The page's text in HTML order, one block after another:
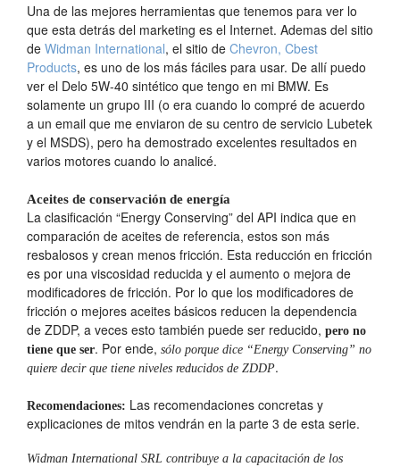
Una de las mejores herramientas que tenemos para ver lo
que esta detrás del marketing es el Internet. Ademas del sitio
de Widman International, el sitio de Chevron, Cbest
Products, es uno de los más fáciles para usar. De allí puedo
ver el Delo 5W-40 sintético que tengo en mi BMW. Es
solamente un grupo III (o era cuando lo compré de acuerdo
a un email que me enviaron de su centro de servicio Lubetek
y el MSDS), pero ha demostrado excelentes resultados en
varios motores cuando lo analicé.
Aceites de conservación de energía
La clasificación “Energy Conserving” del API indica que en
comparación de aceites de referencia, estos son más
resbalosos y crean menos fricción. Esta reducción en fricción
es por una viscosidad reducida y el aumento o mejora de
modificadores de fricción. Por lo que los modificadores de
fricción o mejores aceites básicos reducen la dependencia
de ZDDP, a veces esto también puede ser reducido, pero no
tiene que ser. Por ende, sólo porque dice “Energy Conserving” no
quiere decir que tiene niveles reducidos de ZDDP.
Recomendaciones: Las recomendaciones concretas y
explicaciones de mitos vendrán en la parte 3 de esta serie.
Widman International SRL contribuye a la capacitación de los